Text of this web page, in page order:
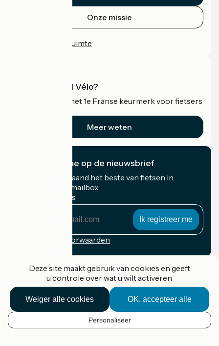
NL
Onze missie
Professionele ruimte
Wat is Accueil Vélo?
Accueil Vélo is het 1e Franse keurmerk voor fietsers
Meer weten
Ik abonneer me op de nieuwsbrief
Ontvang elke maand het beste van fietsen in
Frankrijk in uw mailbox.
Mijn e-mailadres
Inschrijvingsvoorwaarden
Accueil Vélo Pro
Contact
Wettelijke informatie
Deze site maakt gebruik van cookies en geeft
u controle over wat u wilt activeren
OK, accepteer alle
Weiger alle cookies
Personaliseer